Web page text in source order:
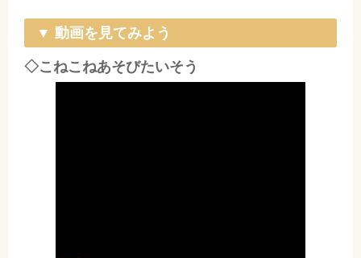
▼ 動画を見てみよう
◇こねこねあそびたいそう